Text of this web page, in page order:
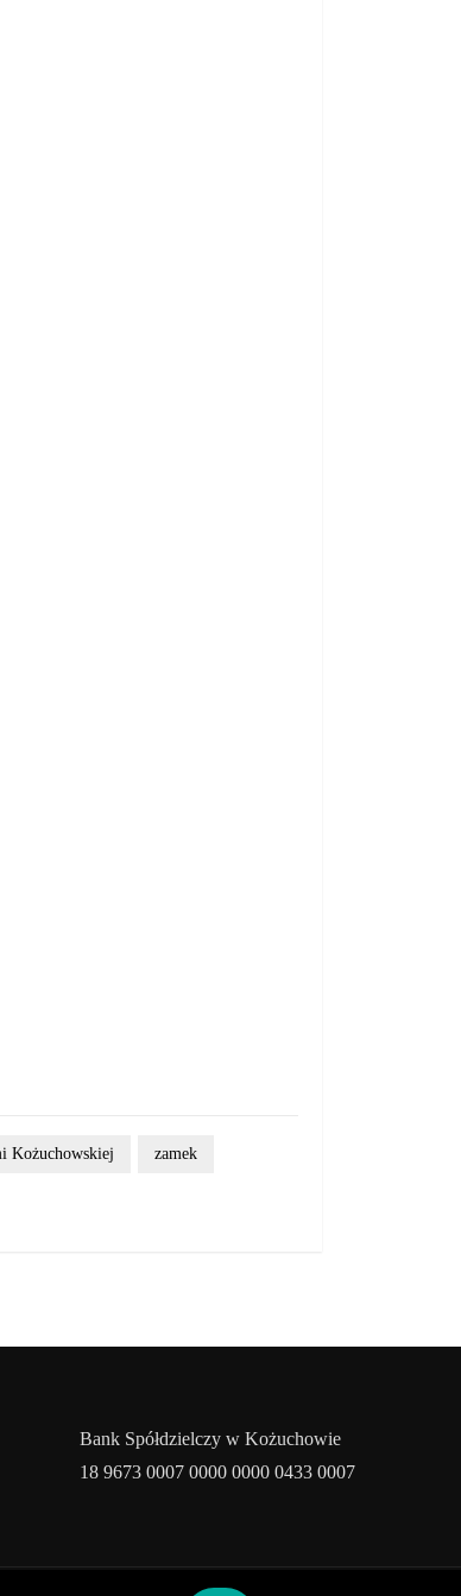
Kożuchowskiej zamek
Bank Spółdzielczy w Kożuchowie
18 9673 0007 0000 0000 0433 0007